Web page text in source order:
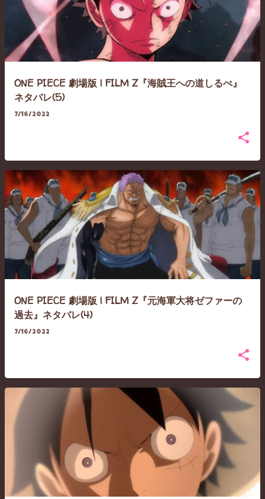
ONE PIECE 劇場版 | FILM Z『海賊王への道しるべ』
ネタバレ(5)
7/16/2022
ONE PIECE 劇場版 | FILM Z『元海軍大将ゼファーの
過去』ネタバレ(4)
7/16/2022